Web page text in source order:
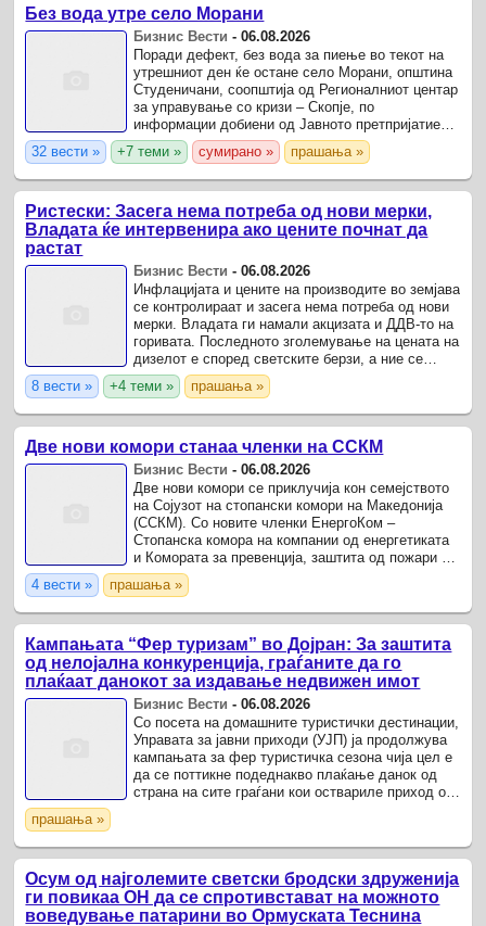
Без вода утре село Морани
Бизнис Вести -06.08.2026
Поради дефект, без вода за пиење во текот на
утрешниот ден ќе остане село Морани, општина
Студеничани, соопштија од Регионалниот центар
за управување со кризи – Скопје, по
информации добиени од Јавното претпријатие
„Водовод и канализација“ – Скопје.
32 вести » +7 теми » сумирано » прашања »
Ристески: Засега нема потреба од нови мерки,
Владата ќе интервенира ако цените почнат да
растат
Бизнис Вести -06.08.2026
Инфлацијата и цените на производите во земјава
се контролираат и засега нема потреба од нови
мерки. Владата ги намали акцизата и ДДВ-то на
горивата. Последното зголемување на цената на
дизелот е според светските берзи, а ние се
фокусираме цената да остане пониска од
соседните ...
8 вести » +4 теми » прашања »
Две нови комори станаа членки на ССКМ
Бизнис Вести -06.08.2026
Две нови комори се приклучија кон семејството
на Сојузот на стопански комори на Македонија
(ССКМ). Со новите членки ЕнергоКом –
Стопанска комора на компании од енергетиката
и Комората за превенција, заштита од пожари и
кризен менаџмент, ССКМ го заокружи процесот
на ...
4 вести » прашања »
Кампањата “Фер туризам” во Дојран: За заштита
од нелојална конкуренција, граѓаните да го
плаќаат данокот за издавање недвижен имот
Бизнис Вести -06.08.2026
Со посета на домашните туристички дестинации,
Управата за јавни приходи (УЈП) ја продолжува
кампањата за фер туристичка сезона чија цел е
да се поттикне подеднакво плаќање данок од
страна на сите граѓани кои оствариле приход од
прашања »
Осум од најголемите светски бродски здруженија
ги повикаа ОН да се спротивстават на можното
воведување патарини во Ормуската Теснина